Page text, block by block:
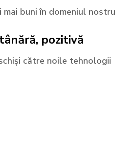
mai buni în domeniul nostru
pozitivă
către noile tehnologii